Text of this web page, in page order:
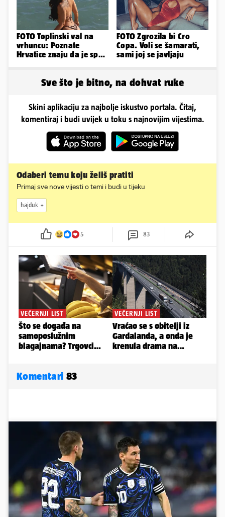
FOTO Toplinski val na
vrhuncu: Poznate
Hrvatice znaju da je spas
FOTO Zgrozila bi Cro
Copa. Voli se šamarati,
sami joj se javljaju
Sve što je bitno, na dohvat ruke
Skini aplikaciju za najbolje iskustvo portala. Čitaj,
komentiraj i budi uvijek u toku s najnovijim vijestima.
Odaberi temu koju želiš pratiti
Primaj sve nove vijesti o temi i budi u tijeku
hajduk
5 83
Komentari 83